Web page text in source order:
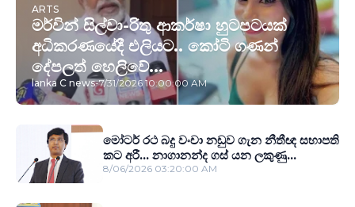
ARTS
මර්වින් සිල්වා-රිතු ආකර්ෂා හුටපටයක්
අධිකරණයේදී එලියට.. කෝටි ගණන්
දේපලත් හෙලිවේ...
lanka C news-7/31/2026 10:00:00 AM
මෝටර් රථ බදු වංචා නඩුව ගැන නීතීඥ සභාපති
කට අරී... නාගානන්ද ගස් යන ලකුණු...
8/06/2026 03:20:00 AM